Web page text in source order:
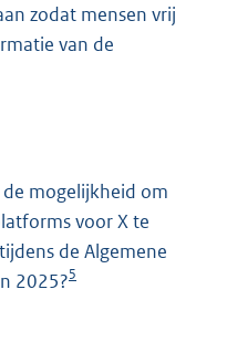
zodat mensen vrij
van de
mogelijkheid om
voor X te
de Algemene
2025?5